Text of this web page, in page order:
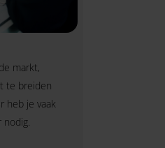
markt,
te breiden
heb je vaak
nodig.